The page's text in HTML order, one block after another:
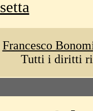
setta
Francesco
Tutti i diritti